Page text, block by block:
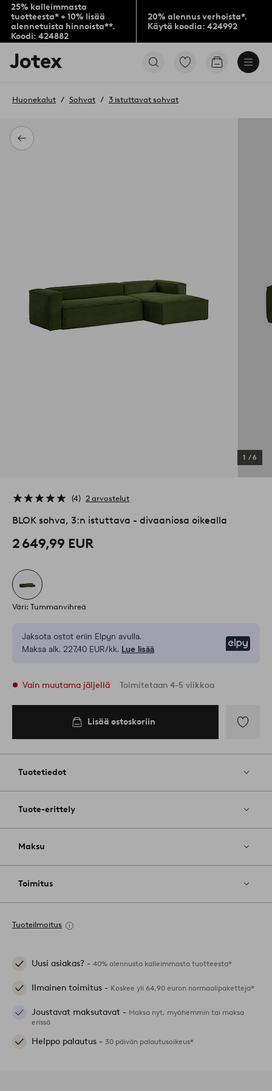
25% kalleimmasta
tuotteesta* + 10% lisää
alennetuista hinnoista**.
Koodi: 424882
20% alennus verhoista*.
Käytä koodia: 424992
Jotex-
logo
aloitussivulle
Siirry
Siirry
Takaisin
Huonekalut Sohvat 3 istuttavat sohvat
1 /6
4 2 arvostelut
BLOK sohva, 3:n istuttava - divaaniosa oikealla
2 649,99 EUR
Väri: Tummanvihreä
Jaksota ostot eriin Elpyn avulla.
Maksa alk. 227,40 EUR/kk. Lue lisää
Vain muutama jäljellä Toimitetaan 4-5 viikkoa
Lisää ostoskoriin
Tuotetiedot
Tuote-erittely
Maksu
Toimitus
Tuoteilmoitus
Uusi asiakas? - 40% alennusta kalleimmasta tuotteesta*
Ilmainen toimitus - Koskee yli 64,90 euron normaalipaketteja*
Joustavat maksutavat - Maksa nyt, myöhemmin tai maksa
erissä
Helppo palautus - 30 päivän palautusoikeus*